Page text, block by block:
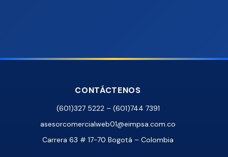
CONTÁCTENOS
(601)327 5222 – (601)744 7391
asesorcomercialweb01@eimpsa.com.co
Carrera 63 # 17-70 Bogotá – Colombia